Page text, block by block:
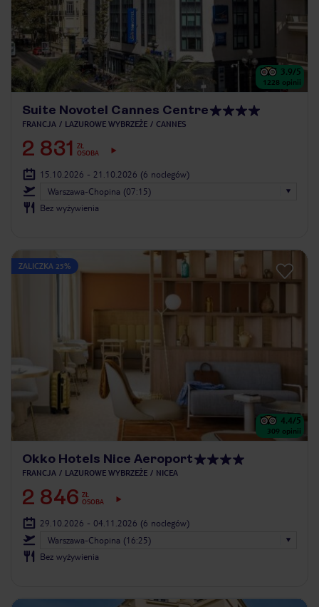
3.9/5
1228 opinii
Suite Novotel Cannes Centre
FRANCJA LAZUROWE WYBRZEŻE CANNES
2 831
ZŁ
OSOBA
15.10.2026 - 21.10.2026 (6 noclegów)
Warszawa-Chopina (07:15)
Bez wyżywienia
ZALICZKA 25%
4.4/5
309 opinii
Okko Hotels Nice Aeroport
FRANCJA LAZUROWE WYBRZEŻE NICEA
2 846 ZŁ
OSOBA
29.10.2026 - 04.11.2026 (6 noclegów)
Warszawa-Chopina (16:25)
Bez wyżywienia